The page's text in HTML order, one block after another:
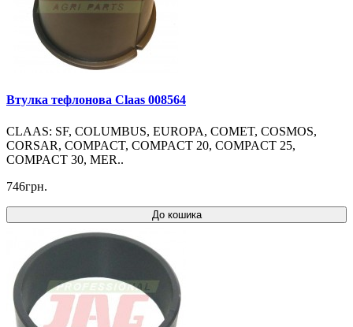
Втулка тефлонова Claas 008564
CLAAS: SF, COLUMBUS, EUROPA, COMET, COSMOS,
CORSAR, COMPACT, COMPACT 20, COMPACT 25,
COMPACT 30, MER..
746грн.
До кошика